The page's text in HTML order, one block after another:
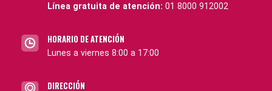
Línea gratuita de atención: 01 8000 912002
HORARIO DE ATENCIÓN
Lunes a viernes 8:00 a 17:00
DIRECCIÓN